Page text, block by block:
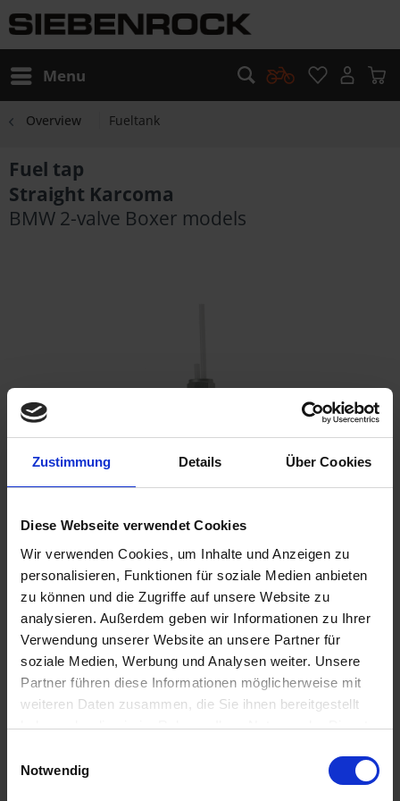
Zustimmung Details Über Cookies
Diese Webseite verwendet Cookies
Wir verwenden Cookies, um Inhalte und Anzeigen zu
personalisieren, Funktionen für soziale Medien anbieten
zu können und die Zugriffe auf unsere Website zu
analysieren. Außerdem geben wir Informationen zu Ihrer
Verwendung unserer Website an unsere Partner für
soziale Medien, Werbung und Analysen weiter. Unsere
Partner führen diese Informationen möglicherweise mit
weiteren Daten zusammen, die Sie ihnen bereitgestellt
haben oder die sie im Rahmen Ihrer Nutzung der Dienste
Cookies, wenn Sie unsere Webseite weiterhin nutzen.
Notwendig
Menu
Overview Fueltank
Fuel tap
Straight Karcoma
BMW 2-valve Boxer models
Prices incl. VAT,plus shipping costs
Ready to ship today, Delivery time appr. 2-4 workdays within
Germany
Add to shopping cart
Remember Comment
part no.: 1612557
Description
Original Karcoma. Made in Germany Replacement fuel tap
for either side. Original OEM Quality...